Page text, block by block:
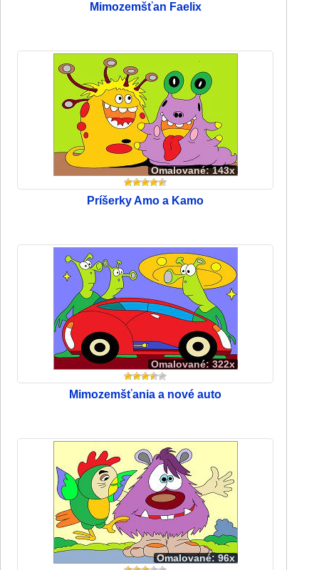
Mimozemšťan Faelix
Omalované: 143x
Príšerky Amo a Kamo
Omalované: 322x
Mimozemšťania a nové auto
Omalované: 96x